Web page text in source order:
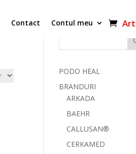
Contact Contul meu
PODO HEAL
BRANDURI
ARKADA
BAEHR
CALLUSAN®
CERKAMED